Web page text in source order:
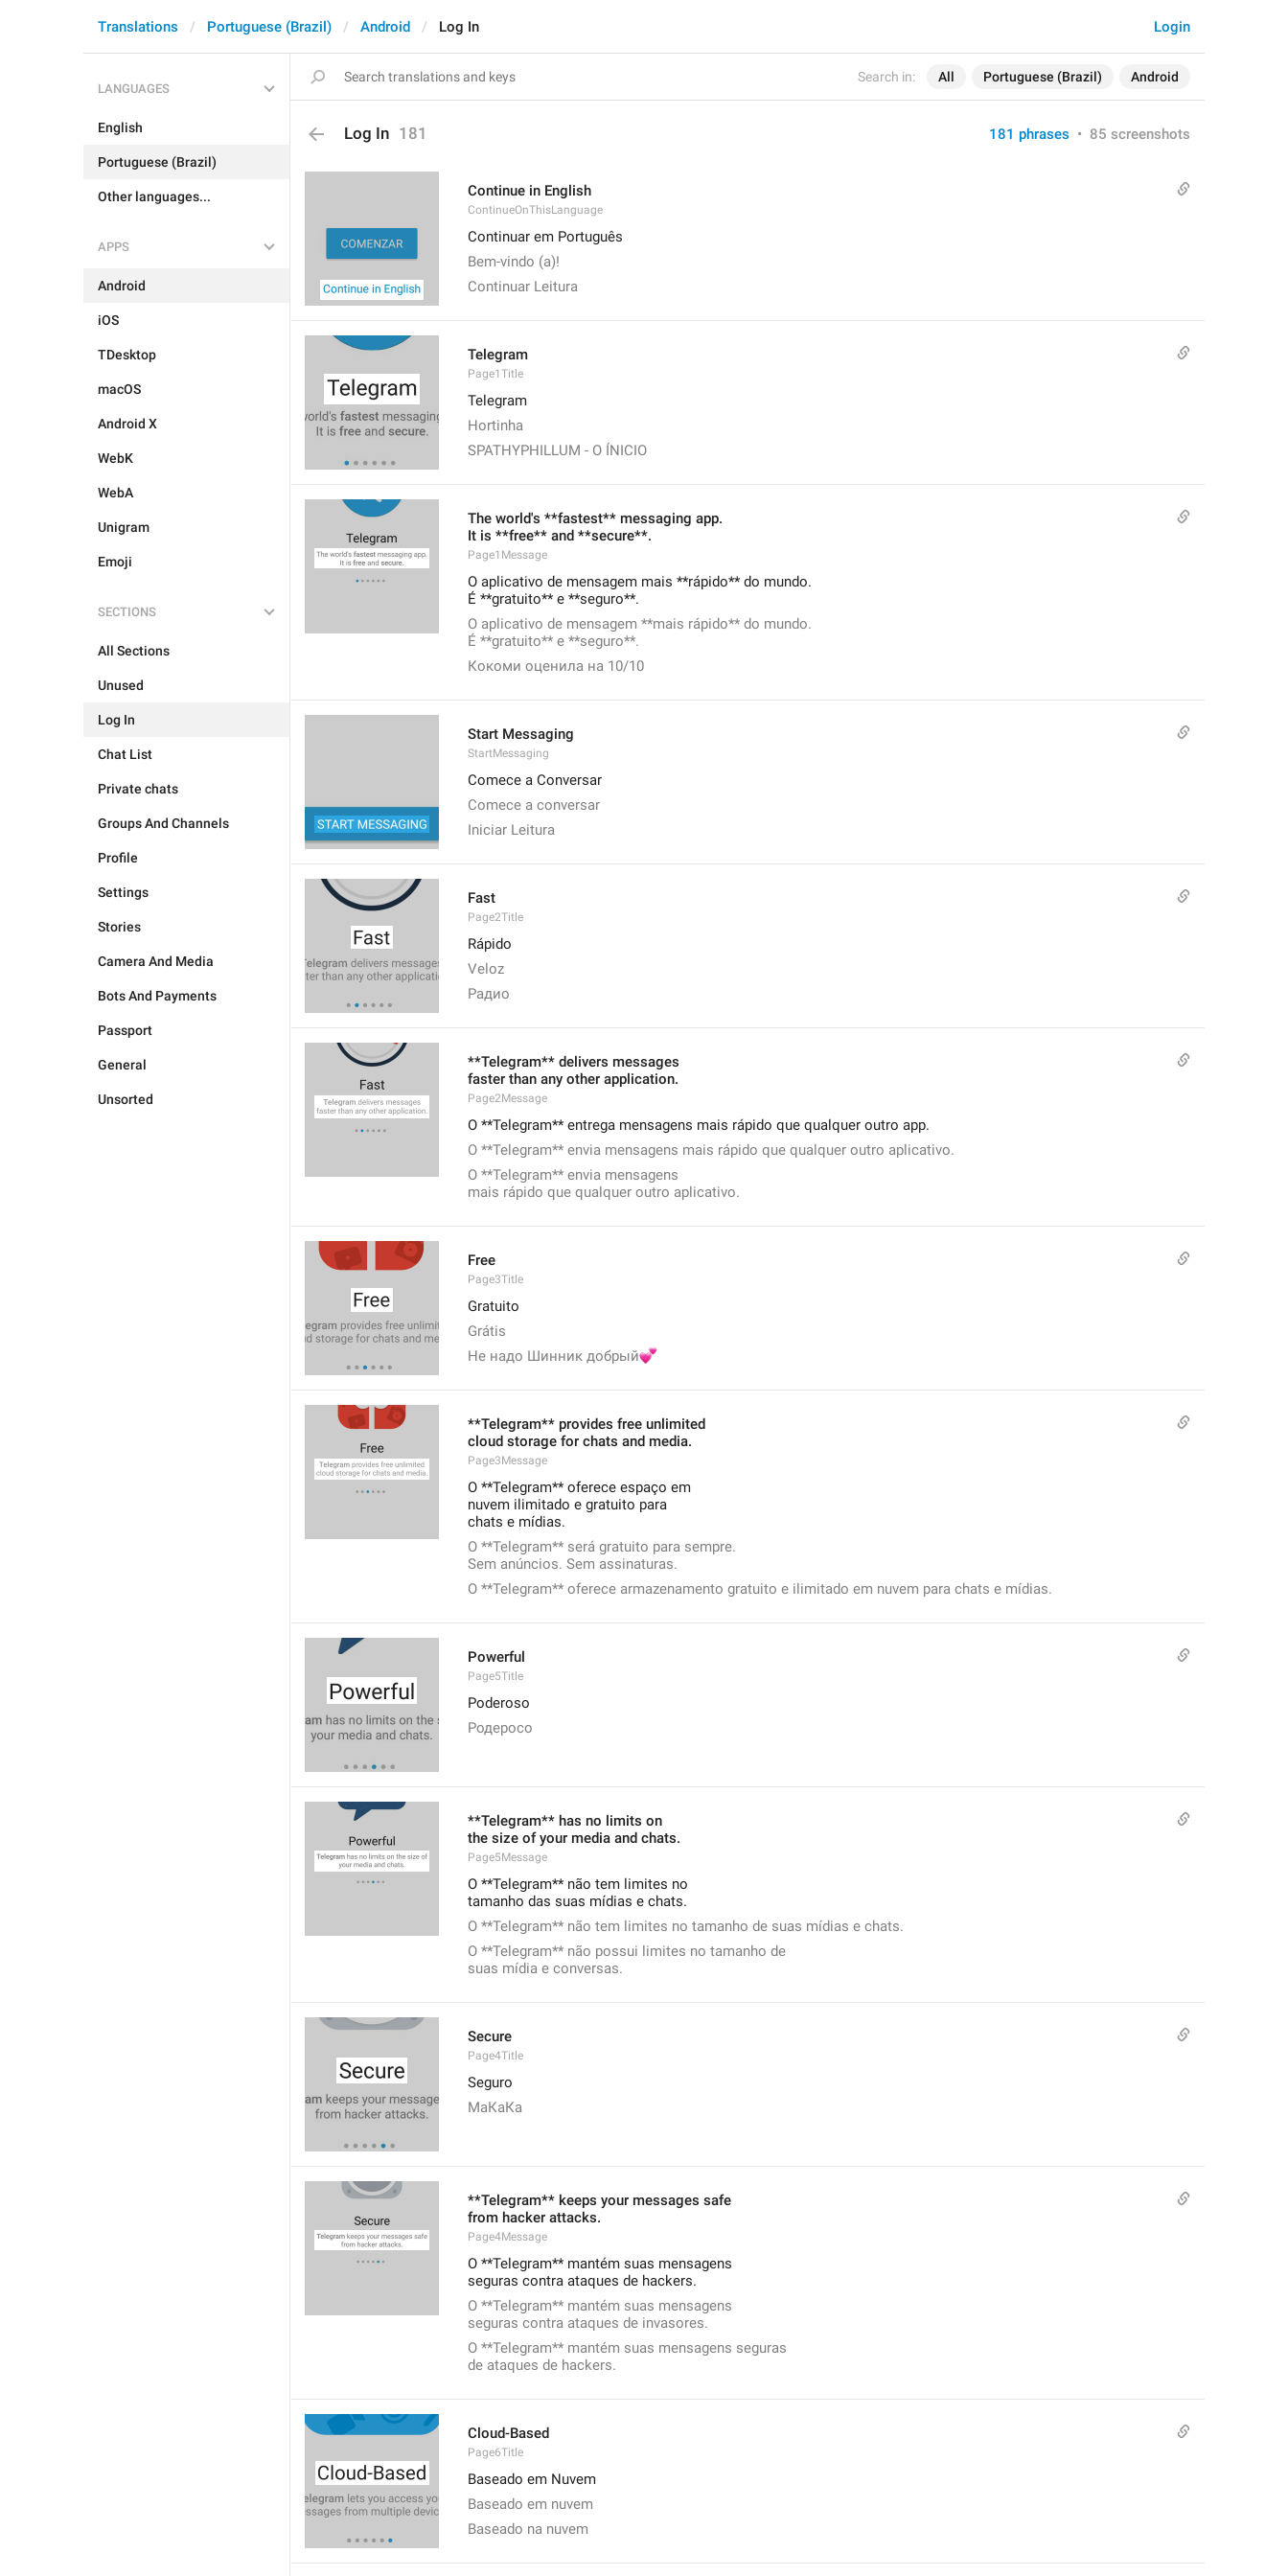
Search in: All Portuguese (Brazil) Android
Login
Translations Portuguese (Brazil) Android Log In
LANGUAGES
English
Portuguese (Brazil)
Other languages...
APPS
Android
iOS
TDesktop
macOS
Android X
WebK
WebA
Unigram
Emoji
SECTIONS
All Sections
Unused
Log In
Chat List
Private chats
Groups And Channels
Profile
Settings
Stories
Camera And Media
Bots And Payments
Passport
General
Unsorted
Log In 181 181 phrases • 85 screenshots
Continue in English
ContinueOnThisLanguage
Continuar em Português
Bem-vindo (a)!
Continuar Leitura
Telegram
Page1Title
Telegram
Hortinha
SPATHYPHILLUM - O ÍNICIO
The world's **fastest** messaging app.
It is **free** and **secure**.
Page1Message
O aplicativo de mensagem mais **rápido** do mundo.
É **gratuito** e **seguro**.
O aplicativo de mensagem **mais rápido** do mundo.
É **gratuito** e **seguro**.
Кокоми оценила на 10/10
Start Messaging
StartMessaging
Comece a Conversar
Comece a conversar
Iniciar Leitura
Fast
Page2Title
Rápido
Veloz
Радио
**Telegram** delivers messages
faster than any other application.
Page2Message
O **Telegram** entrega mensagens mais rápido que qualquer outro app.
O **Telegram** envia mensagens mais rápido que qualquer outro aplicativo.
O **Telegram** envia mensagens
mais rápido que qualquer outro aplicativo.
Free
Page3Title
Gratuito
Grátis
Не надо Шинник добрый
💕
**Telegram** provides free unlimited
cloud storage for chats and media.
Page3Message
O **Telegram** oferece espaço em
nuvem ilimitado e gratuito para
chats e mídias.
O **Telegram** será gratuito para sempre.
Sem anúncios. Sem assinaturas.
O **Telegram** oferece armazenamento gratuito e ilimitado em nuvem para chats e mídias.
Powerful
Page5Title
Poderoso
Родеросо
**Telegram** has no limits on
the size of your media and chats.
Page5Message
O **Telegram** não tem limites no
tamanho das suas mídias e chats.
O **Telegram** não tem limites no tamanho de suas mídias e chats.
O **Telegram** não possui limites no tamanho de
suas mídia e conversas.
Secure
Page4Title
Seguro
МаКаКа
**Telegram** keeps your messages safe
from hacker attacks.
Page4Message
O **Telegram** mantém suas mensagens
seguras contra ataques de hackers.
O **Telegram** mantém suas mensagens
seguras contra ataques de invasores.
O **Telegram** mantém suas mensagens seguras
de ataques de hackers.
Cloud-Based
Page6Title
Baseado em Nuvem
Baseado em nuvem
Baseado na nuvem